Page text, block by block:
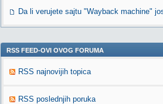
Da li verujete sajtu "Wayback machine"
RSS FEED-OVI OVOG FORUMA
RSS najnovijih topica
RSS poslednjih poruka